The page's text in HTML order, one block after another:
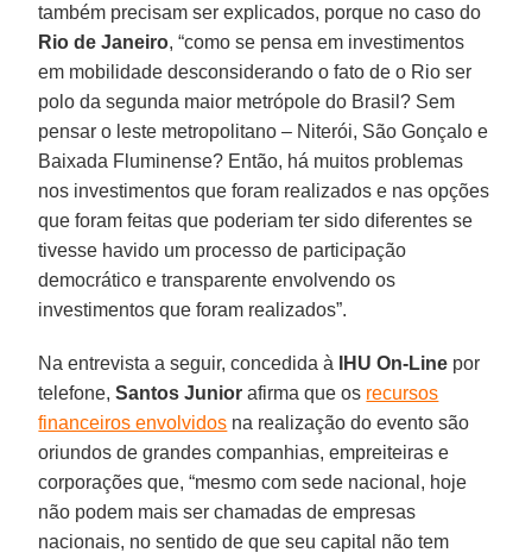
também precisam ser explicados, porque no caso do
Rio de Janeiro, “como se pensa em investimentos
em mobilidade desconsiderando o fato de o Rio ser
polo da segunda maior metrópole do Brasil? Sem
pensar o leste metropolitano – Niterói, São Gonçalo e
Baixada Fluminense? Então, há muitos problemas
nos investimentos que foram realizados e nas opções
que foram feitas que poderiam ter sido diferentes se
tivesse havido um processo de participação
democrático e transparente envolvendo os
investimentos que foram realizados”.
Na entrevista a seguir, concedida à IHU On-Line por
telefone,Santos Junior afirma que os recursos
financeiros envolvidos na realização do evento são
oriundos de grandes companhias, empreiteiras e
corporações que, “mesmo com sede nacional, hoje
não podem mais ser chamadas de empresas
nacionais, no sentido de que seu capital não tem